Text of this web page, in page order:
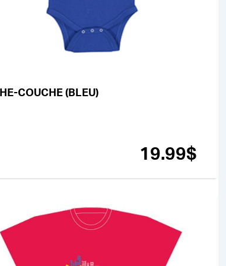
COUCHE (BLEU)
19.99$